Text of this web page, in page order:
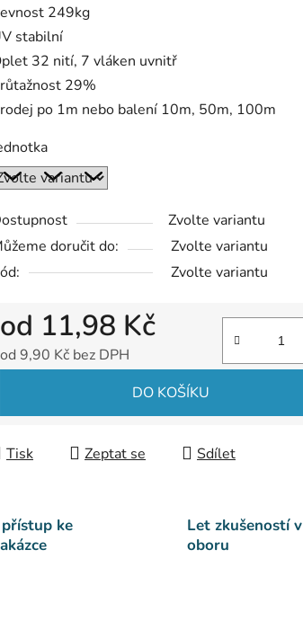
249kg
stabilní
32 nití, 7 vláken uvnitř
29%
po 1m nebo balení 10m, 50m, 100m
Zvolte variantu
doručit do:
Zvolte variantu
Zvolte variantu
od 11,98 Kč
od 9,90 Kč bez DPH
DO KOŠÍKU
Tisk Zeptat se Sdílet
ke
Let zkušeností v
oboru